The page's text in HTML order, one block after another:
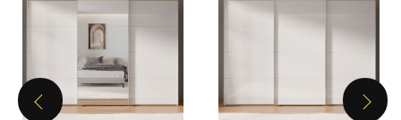
Adres e-mail:salon@mebleexpo.com.pl
Godziny otwarcia
Pn-Pt: 10:00-18:00, Sb: 10:00-15:00
29,00 zł
Wybierz
Previous Next